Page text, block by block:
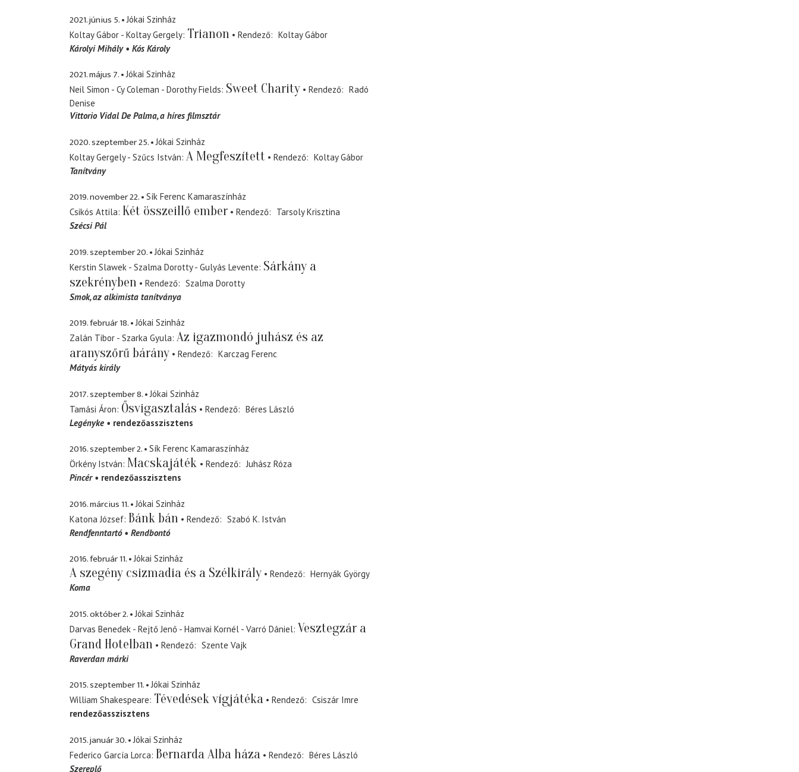
2021. június 5.
Jókai Szinház
Koltay Gábor - Koltay Gergely Trianon Rendező
Koltay Gábor
Károlyi Mihály
Kós Károly
2021. május 7.
Jókai Szinház
Neil Simon - Cy Coleman - Dorothy Fields Sweet Charity Rendező
Radó
Denise
Vittorio Vidal De Palma a híres filmsztár
2020. szeptember 25.
Jókai Szinház
Koltay Gergely - Szűcs István A Megfeszített Rendező
Koltay Gábor
Tanítvány
2019. november 22.
Sík Ferenc Kamaraszínház
Csikós Attila Két összeillő ember Rendező
Tarsoly Krisztina
Szécsi Pál
2019. szeptember 20.
Jókai Szinház
Kerstin Slawek - Szalma Dorotty - Gulyás Levente Sárkány a
szekrényben
Rendező
Szalma Dorotty
Smok az alkimista tanítványa
2019. február 18.
Jókai Szinház
Zalán Tibor - Szarka Gyula Az igazmondó juhász és az
aranyszőrű bárány
Rendező
Karczag Ferenc
Mátyás király
2017. szeptember 8.
Jókai Szinház
Tamási Áron Ősvigasztalás Rendező
Béres László
Legényke
rendezőasszisztens
2016. szeptember 2.
Sík Ferenc Kamaraszínház
Örkény István Macskajáték Rendező
Juhász Róza
Pincér
rendezőasszisztens
2016. március 11.
Jókai Szinház
Katona József Bánk bán Rendező
Szabó K. István
Rendfenntartó
Rendbontó
2016. február 11. Jókai Szinház
A szegény csizmadia és a Szélkirály Rendező
Hernyák György
Koma
2015. október 2.
Jókai Szinház
Darvas Benedek - Rejtő Jenő - Hamvai Kornél - Varró Dániel Vesztegzár a
Grand Hotelban
Rendező
Szente Vajk
Raverdan márki
2015. szeptember 11.
Jókai Szinház
William Shakespeare Tévedések vígjátéka Rendező
Csiszár Imre
rendezőasszisztens
2015. január 30.
Jókai Szinház
Federico García Lorca Bernarda Alba háza Rendező
Béres László
Szereplő